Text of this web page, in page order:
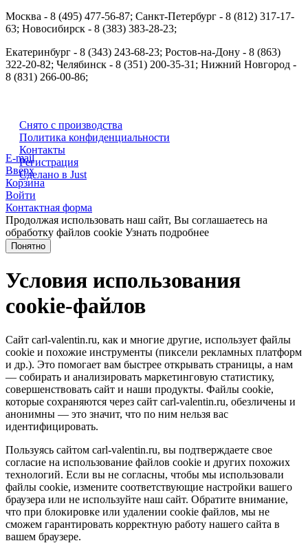
Москва - 8 (495) 477-56-87; Санкт-Петербург - 8 (812) 317-17-
63; Новосибирск - 8 (383) 383-28-23;
Екатеринбург - 8 (343) 243-68-23; Ростов-на-Дону - 8 (863)
322-20-82; Челябинск - 8 (351) 200-35-31; Нижний Новгород -
8 (831) 266-00-86;
Снято с производства
Политика конфиденциальности
Контакты
Регистрация
Сделано в Just
E-mail
Вверх
Корзина
Войти
Контактная форма
Продолжая использовать наш сайт, Вы соглашаетесь на
обработку файлов cookie Узнать подробнее
Понятно
Условия использования
cookie-файлов
Сайт carl-valentin.ru, как и многие другие, использует файлы
cookie и похожие инструменты (пиксели рекламных платформ
и др.). Это помогает вам быстрее открывать страницы, а нам
— собирать и анализировать маркетинговую статистику,
совершенствовать сайт и наши продукты. Файлы сookie,
которые сохраняются через сайт carl-valentin.ru, обезличены и
анонимны — это значит, что по ним нельзя вас
идентифицировать.
Пользуясь сайтом carl-valentin.ru, вы подтверждаете свое
согласие на использование файлов cookie и других похожих
технологий. Если вы не согласны, чтобы мы использовали
файлы cookie, измените соответствующие настройки вашего
браузера или не используйте наш сайт. Обратите внимание,
что при блокировке или удалении cookie файлов, мы не
сможем гарантировать корректную работу нашего сайта в
вашем браузере.